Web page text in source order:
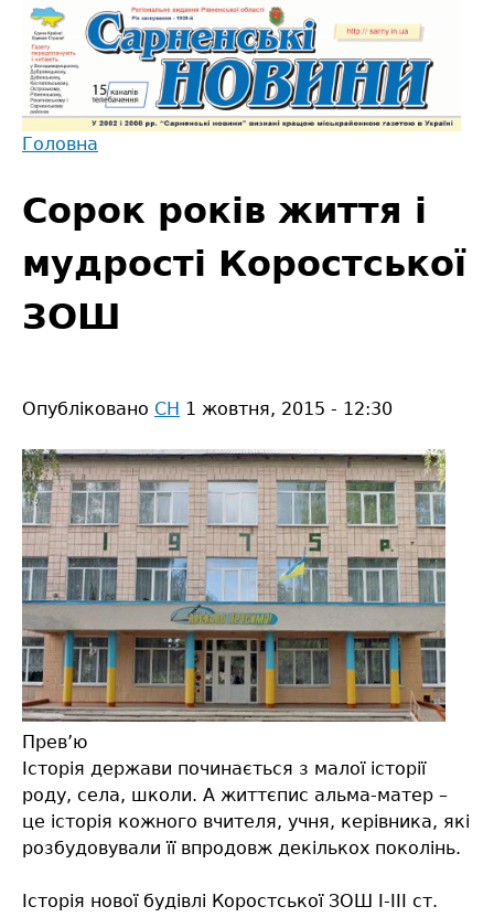
Jump
navigation
є
тут
Головна
to
top
Сорок років життя і
мудрості Коростської
ЗОШ
Опубліковано СН 1 жовтня, 2015 - 12:30
Прев’ю
Історія держави починається з малої історії
роду, села, школи. А життєпис альма-матер –
це історія кожного вчителя, учня, керівника, які
розбудовували її впродовж декількох поколінь.
Історія нової будівлі Коростської ЗОШ І-ІІІ ст.